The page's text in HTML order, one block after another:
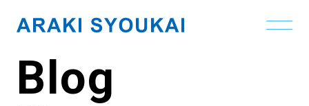
contentBlog